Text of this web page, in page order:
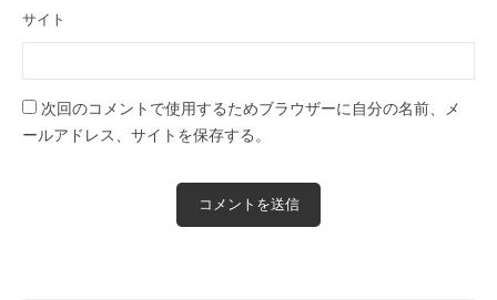
サイト
次回のコメントで使用するためブラウザーに自分の名前、メ
ールアドレス、サイトを保存する。